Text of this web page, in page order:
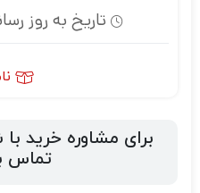
تاریخ به روز
برای مشاوره خرید با
تماس